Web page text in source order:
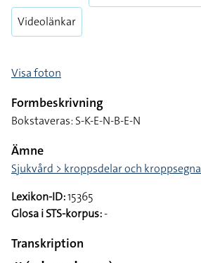
Videolänkar
Visa foton
Formbeskrivning
Bokstaveras: S-K-E-N-B-E-N
Ämne
Sjukvård > kroppsdelar och
Lexikon-ID:15365
Glosa i STS-korpus:-
Transkription